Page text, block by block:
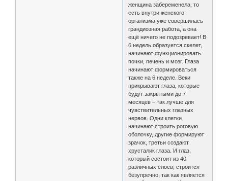
женщина забеременела, то
есть внутри женского
организма уже совершилась
грандиозная работа, а она
ещё ничего не подозревает! В
6 недель образуется скелет,
начинают функционировать
почки, печень и мозг. Глаза
начинают формироваться
также на 6 неделе. Веки
прикрывают глаза, которые
будут закрытыми до 7
месяцев – так лучше для
чувствительных глазных
нервов. Одни клетки
начинают строить роговую
оболочку, другие формируют
зрачок, третьи создают
хрусталик глаза. И глаз,
который состоит из 40
различных слоев, строится
безупречно, так как является